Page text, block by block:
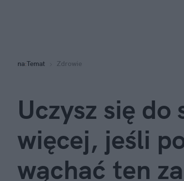
na:Temat Zdrowie
Uczysz się do
więcej, jeśli
wąchać ten